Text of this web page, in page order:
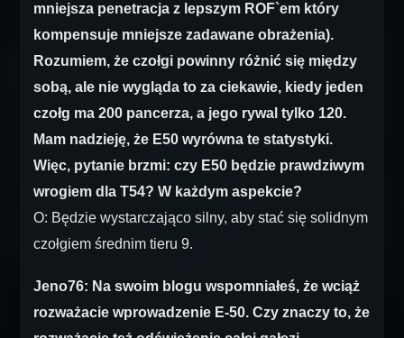
mniejsza penetracja z lepszym ROF`em który
kompensuje mniejsze zadawane obrażenia).
Rozumiem, że czołgi powinny różnić się między
sobą, ale nie wygląda to za ciekawie, kiedy jeden
czołg ma 200 pancerza, a jego rywal tylko 120.
Mam nadzieję, że E50 wyrówna te statystyki.
Więc, pytanie brzmi: czy E50 będzie prawdziwym
wrogiem dla T54? W każdym aspekcie?
O: Będzie wystarczająco silny, aby stać się solidnym
czołgiem średnim tieru 9.
Jeno76: Na swoim blogu wspomniałeś, że wciąż
rozważacie wprowadzenie E-50. Czy znaczy to, że